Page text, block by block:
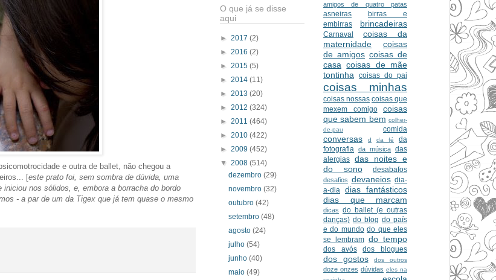
e outra de ballet, não chegou a
[este prato foi, sem sombra de dúvida, uma
nos sólidos, e, embora a borracha do bordo
- a par de um da Tigex que já tem quase o mesmo
O que já se disse
aqui
► 2017 (2)
► 2016 (2)
► 2015 (5)
► 2014 (11)
► 2013 (20)
► 2012 (324)
► 2011 (464)
► 2010 (422)
► 2009 (452)
▼ 2008 (514)
dezembro(29)
novembro(32)
outubro(42)
setembro(48)
agosto(24)
julho(54)
junho(40)
maio(49)
amigos de quatro patas
asneiras
birras e
embirras
brincadeiras
Carnaval
coisas da
maternidade
coisas
de amigos coisas de
casa coisas de mãe
tontinha coisas do pai
coisas minhas
coisas nossas coisas que
mexem comigo
coisas
que sabem bem colher-
de-pau
comida
conversas d da fé
da
fotografia da música das
alergias das noites e
do sono
desabafos
desafios devaneios dia-
a-dia dias fantásticos
dias que marcam
dicas do ballet (e outras
danças) do blog do país
e do mundo do que eles
se lembram do tempo
dos avós dos blogues
dos gostos dos outros
doze onzes dúvidas eles na